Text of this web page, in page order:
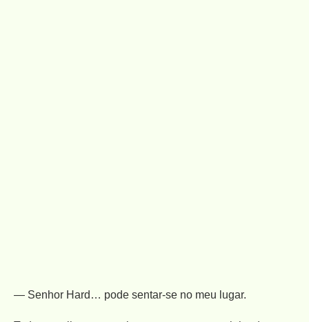
— Senhor Hard… pode sentar-se no meu lugar.